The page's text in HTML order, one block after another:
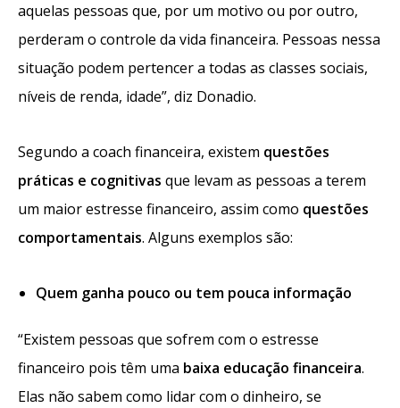
aquelas pessoas que, por um motivo ou por outro,
perderam o controle da vida financeira. Pessoas nessa
situação podem pertencer a todas as classes sociais,
níveis de renda, idade”, diz Donadio.
Segundo a coach financeira, existem questões
práticas e cognitivas que levam as pessoas a terem
um maior estresse financeiro, assim como questões
comportamentais. Alguns exemplos são:
Quem ganha pouco ou tem pouca informação
“Existem pessoas que sofrem com o estresse
financeiro pois têm uma baixa educação financeira.
Elas não sabem como lidar com o dinheiro, se